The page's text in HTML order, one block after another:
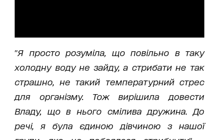
"Я просто розуміла, що повільно в таку
холодну воду не зайду, а стрибати не так
страшно, не такий температурний стрес
для організму. Тож вирішила довести
Владу, що в нього смілива дружина. До
речі, я була єдиною дівчиною з нашої